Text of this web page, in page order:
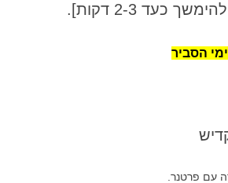
כעד 2-3 דקות].
הסביר